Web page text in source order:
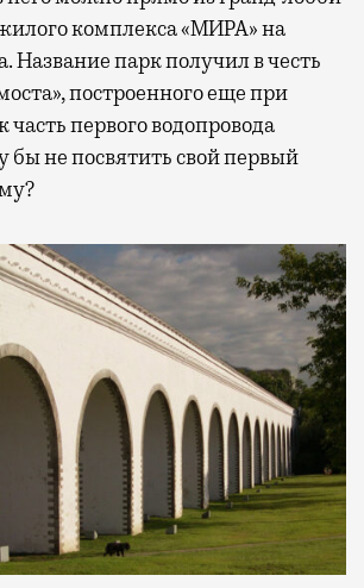
комплекса «МИРА» на
Название парк получил в честь
построенного еще при
часть первого водопровода
не посвятить свой первый